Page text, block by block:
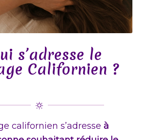
s’adresse le
Californien ?
californien s’adresse à